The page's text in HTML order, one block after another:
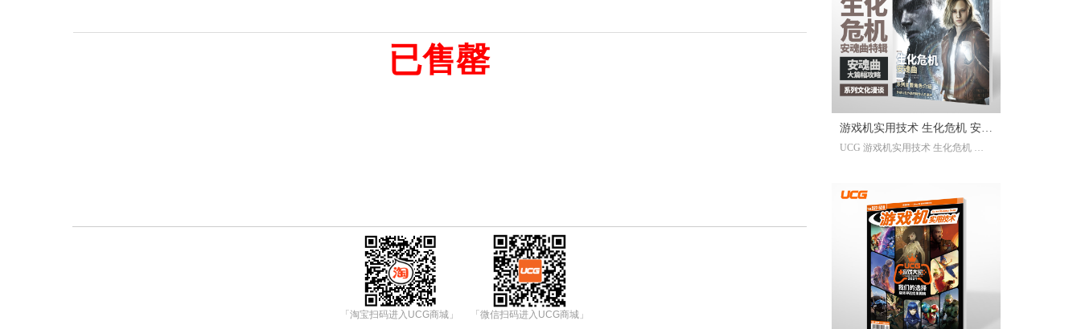
已售罄
已经帮你全部整合完毕。2025年度
的游戏资讯，看这一本就足够。
继承自UCG每年的年度特辑及合
刊，我们最经典的游戏大年鉴、游
戏大盘点栏目依然在线；年年有今
日岁岁有今朝，UCG小编们心目中
以聚众锐评环节，想要来围观吐槽
的朋友们也请绝对不要放过。此
多打赢复活赛的攻略栏目“实用至上
主义”——最全面的游戏盘点，最详
尽的年鉴资料，更有小而美周边随
限定版档位一起赠送，收藏价值妥
游戏机实用技术 生化危机 安魂
曲特辑
UCG 游戏机实用技术 生化危机 安
「微信扫码进入UCG商城」
「淘宝扫码进入UCG商城」